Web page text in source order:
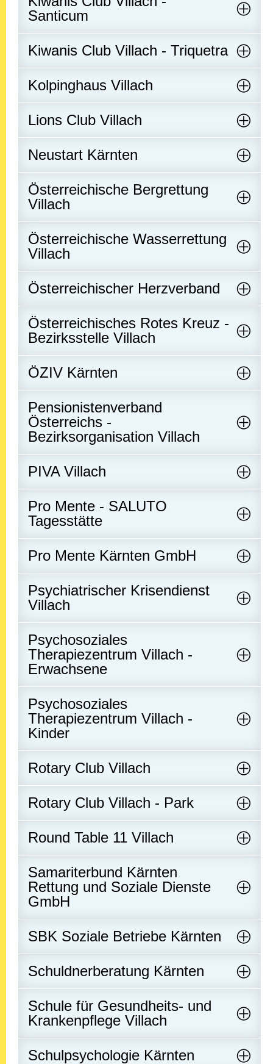
Santicum
Kiwanis Club Villach - Triquetra
Kolpinghaus Villach
Lions Club Villach
Neustart Kärnten
Österreichische Bergrettung
Villach
Österreichische Wasserrettung
Villach
Österreichischer Herzverband
Österreichisches Rotes Kreuz -
Bezirksstelle Villach
ÖZIV Kärnten
Pensionistenverband
Österreichs -
Bezirksorganisation Villach
PIVA Villach
Pro Mente - SALUTO
Tagesstätte
Pro Mente Kärnten GmbH
Psychiatrischer Krisendienst
Villach
Psychosoziales
Therapiezentrum Villach -
Erwachsene
Psychosoziales
Therapiezentrum Villach -
Kinder
Rotary Club Villach
Rotary Club Villach - Park
Round Table 11 Villach
Samariterbund Kärnten
Rettung und Soziale Dienste
GmbH
SBK Soziale Betriebe Kärnten
Schuldnerberatung Kärnten
Schule für Gesundheits- und
Krankenpflege Villach
Schulpsychologie Kärnten